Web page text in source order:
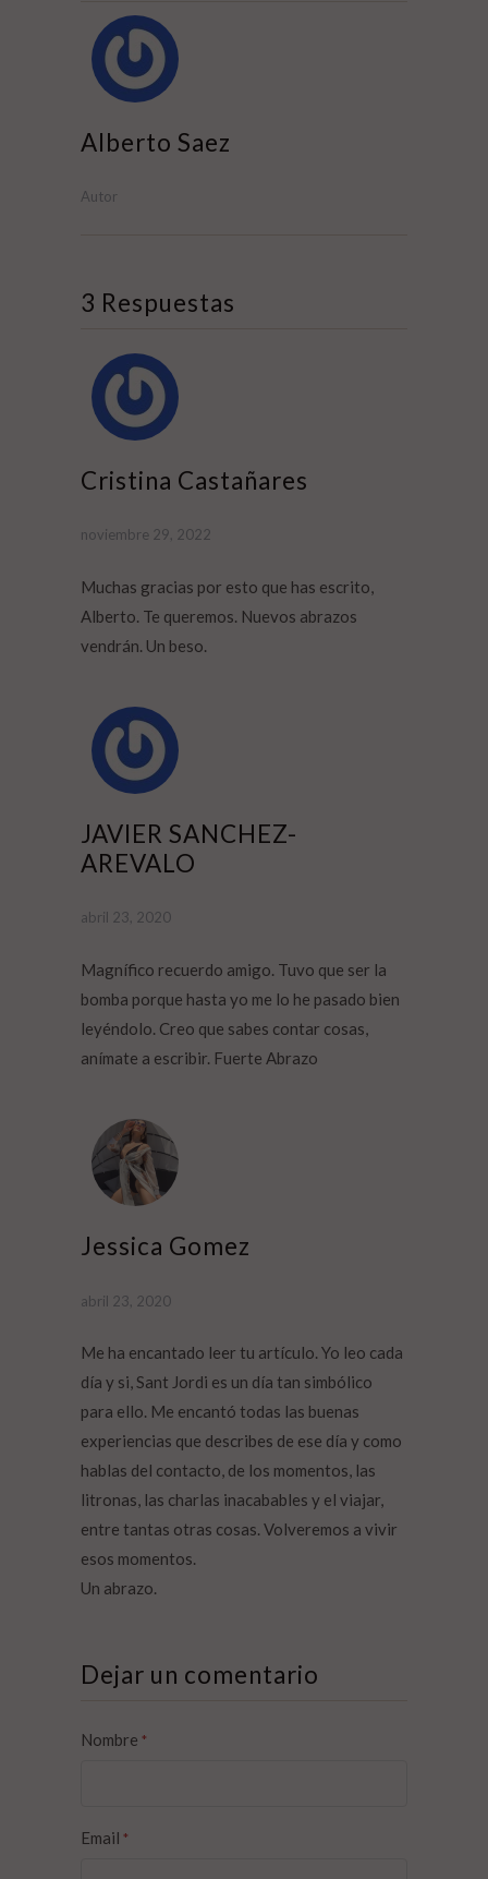
Alberto Saez
Autor
3 Respuestas
Cristina Castañares
noviembre 29, 2022
Muchas gracias por esto que has escrito,
Alberto. Te queremos. Nuevos abrazos
vendrán. Un beso.
JAVIER SANCHEZ-
AREVALO
abril 23, 2020
Magnífico recuerdo amigo. Tuvo que ser la
bomba porque hasta yo me lo he pasado bien
leyéndolo. Creo que sabes contar cosas,
anímate a escribir. Fuerte Abrazo
Jessica Gomez
abril 23, 2020
Me ha encantado leer tu artículo. Yo leo cada
día y si, Sant Jordi es un día tan simbólico
para ello. Me encantó todas las buenas
experiencias que describes de ese día y como
hablas del contacto, de los momentos, las
litronas, las charlas inacabables y el viajar,
entre tantas otras cosas. Volveremos a vivir
esos momentos.
Un abrazo.
Dejar un comentario
Nombre *
Email *